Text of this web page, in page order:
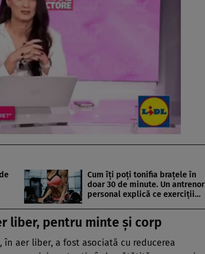
Cum îți poți tonifia brațele în
doar 30 de minute. Un antrenor
personal explică ce exerciții…
liber, pentru minte și corp
aer liber, a fost asociată cu reducerea